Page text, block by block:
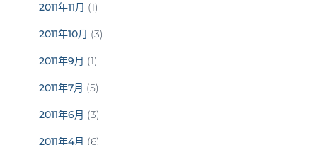
2011年11月 (1)
2011年10月 (3)
2011年9月 (1)
2011年7月 (5)
2011年6月 (3)
2011年4月 (6)